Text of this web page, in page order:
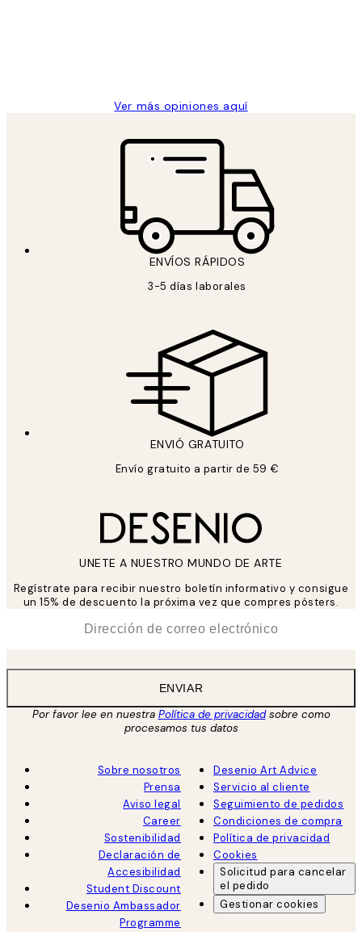
Ver más opiniones aquí
ENVÍOS RÁPIDOS
3-5 días laborales
ENVIÓ GRATUITO
Envío gratuito a partir de 59 €
UNETE A NUESTRO MUNDO DE ARTE
Regístrate para recibir nuestro boletín informativo y consigue
un 15% de descuento la próxima vez que compres pósters.
ENVIAR
Por favor lee en nuestra Política de privacidadsobre como
procesamos tus datos
Sobre nosotros
Prensa
Aviso legal
Career
Sostenibilidad
Declaración de
Accesibilidad
Student Discount
Desenio Ambassador
Programme
Desenio Art Advice
Servicio al cliente
Seguimiento de pedidos
Condiciones de compra
Política de privacidad
Cookies
Solicitud para cancelar
el pedido
Gestionar cookies